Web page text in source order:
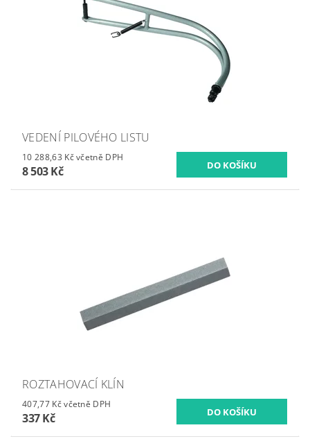
VEDENÍ PILOVÉHO LISTU
10 288,63 Kč včetně DPH
8 503 Kč
ROZTAHOVACÍ KLÍN
407,77 Kč včetně DPH
337 Kč